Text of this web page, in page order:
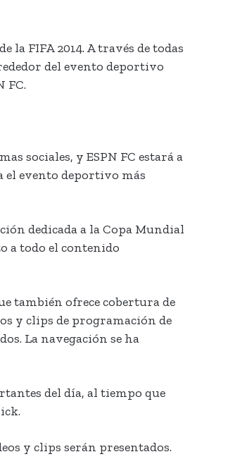
FIFA 2014. A través de todas
del evento deportivo
FC.
sociales, y ESPN FC estará a
el evento deportivo más
dedicada a la Copa Mundial
a todo el contenido
también ofrece cobertura de
y clips de programación de
La navegación se ha
del día, al tiempo que
y clips serán presentados.